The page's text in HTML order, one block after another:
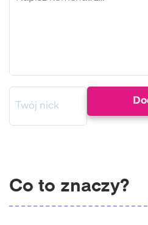
Co to znaczy?